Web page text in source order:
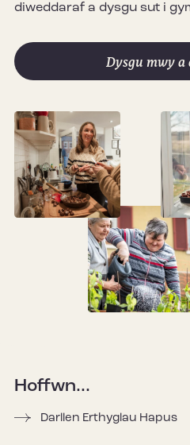
diweddaraf a dysgu sut i
Dysgu mwy a
Hoffwn...
Darllen Erthyglau Hapus